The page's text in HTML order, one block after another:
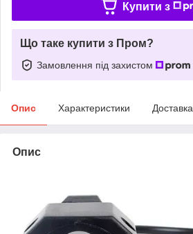
Купити з
Що таке купити з Пром?
Замовлення під захистом
Опис Характеристики Доставка
Опис